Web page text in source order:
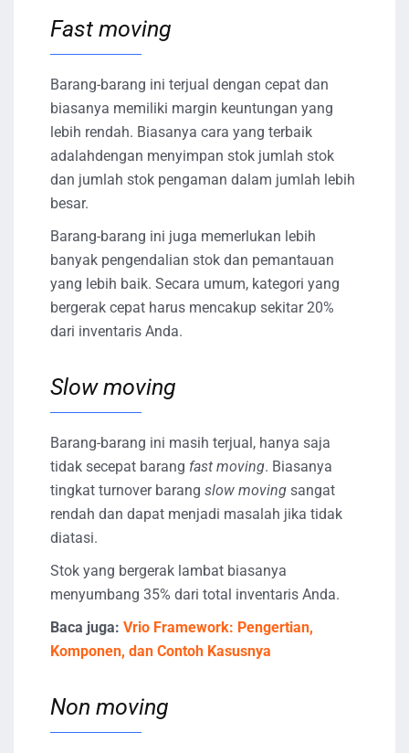
Fast moving
Barang-barang ini terjual dengan cepat dan
biasanya memiliki margin keuntungan yang
lebih rendah. Biasanya cara yang terbaik
adalahdengan menyimpan stok jumlah stok
dan jumlah stok pengaman dalam jumlah lebih
besar.
Barang-barang ini juga memerlukan lebih
banyak pengendalian stok dan pemantauan
yang lebih baik. Secara umum, kategori yang
bergerak cepat harus mencakup sekitar 20%
dari inventaris Anda.
Slow moving
Barang-barang ini masih terjual, hanya saja
tidak secepat barang fast moving. Biasanya
tingkat turnover barang slow moving sangat
rendah dan dapat menjadi masalah jika tidak
diatasi.
Stok yang bergerak lambat biasanya
menyumbang 35% dari total inventaris Anda.
Baca juga: Vrio Framework: Pengertian,
Komponen, dan Contoh Kasusnya
Non moving